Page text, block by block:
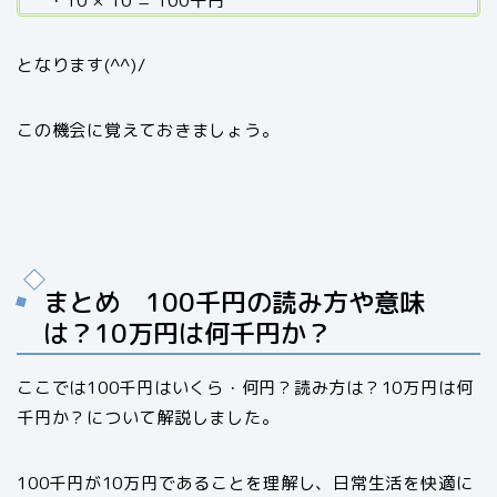
となります(^^)/
この機会に覚えておきましょう。
まとめ 100千円の読み方や意味
は？10万円は何千円か？
ここでは100千円はいくら・何円？読み方は？10万円は何
千円か？について解説しました。
100千円が10万円であることを理解し、日常生活を快適に